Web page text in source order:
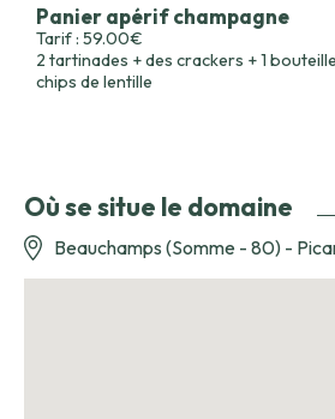
Panier apérif champagne
Tarif : 59.00€
2 tartinades + des crackers + 1
chips de lentille
Où se situe le domaine
Beauchamps (Somme - 80) -